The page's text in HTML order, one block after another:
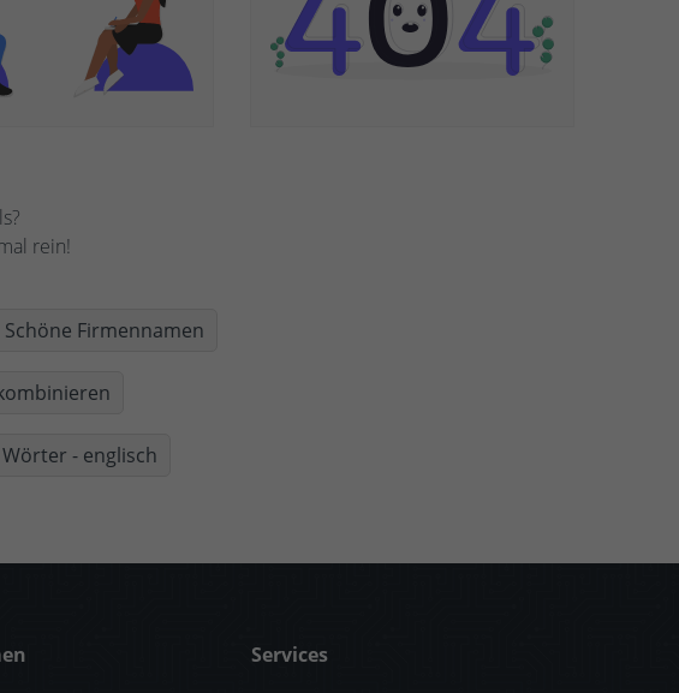
rein!
Schöne Firmennamen
- englisch
Services